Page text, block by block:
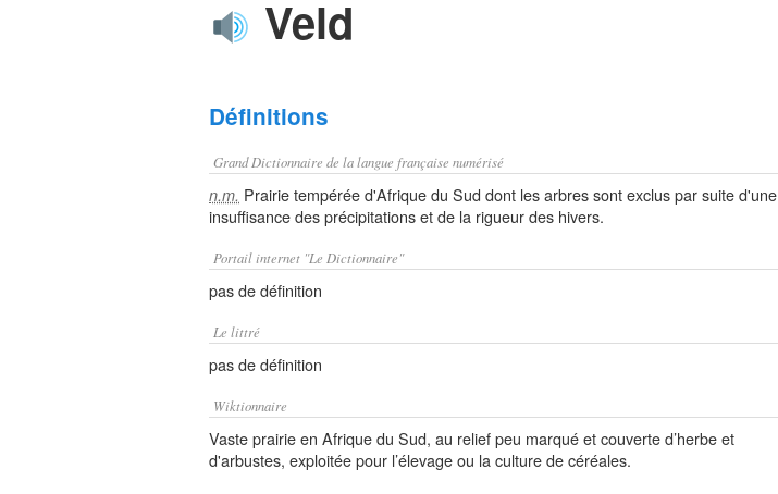
Veld
Définitions
Grand Dictionnaire de la langue française numérisé
n.m. Prairie tempérée d'Afrique du Sud dont les arbres sont exclus par suite d'une
insuffisance des précipitations et de la rigueur des hivers.
Portail internet "Le Dictionnaire"
pas de définition
Le littré
pas de définition
Wiktionnaire
Vaste prairie en Afrique du Sud, au relief peu marqué et couverte d’herbe et
d'arbustes, exploitée pour l’élevage ou la culture de céréales.